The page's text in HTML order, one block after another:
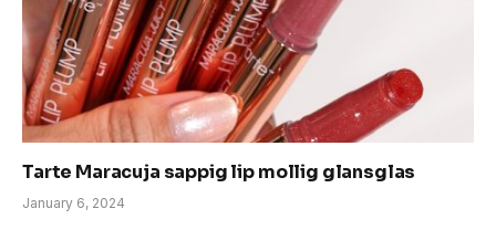
Tarte Maracuja sappig lip mollig glansglas
January 6, 2024